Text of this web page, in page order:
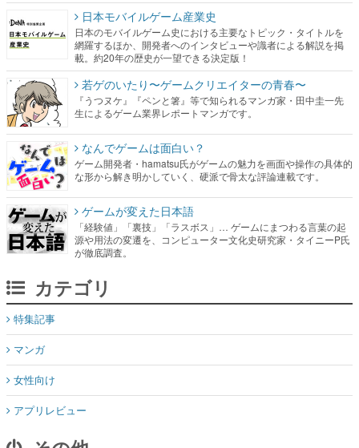
日本モバイルゲーム産業史
日本のモバイルゲーム史における主要なトピック・タイトルを
網羅するほか、開発者へのインタビューや識者による解説を掲
載。約20年の歴史が一望できる決定版！
若ゲのいたり〜ゲームクリエイターの青春〜
『うつヌケ』『ペンと箸』等で知られるマンガ家・田中圭一先
生によるゲーム業界レポートマンガです。
なんでゲームは面白い？
ゲーム開発者・hamatsu氏がゲームの魅力を画面や操作の具体的
な形から解き明かしていく、硬派で骨太な評論連載です。
ゲームが変えた日本語
「経験値」「裏技」「ラスボス」… ゲームにまつわる言葉の起
源や用法の変遷を、コンピューター文化史研究家・タイニーP氏
が徹底調査。
カテゴリ
特集記事
マンガ
女性向け
アプリレビュー